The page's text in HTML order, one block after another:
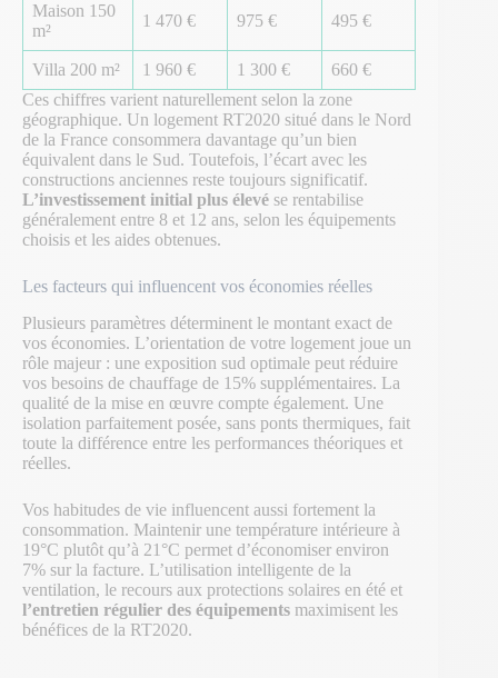
Maison 150
m²
1 470 € 975 € 495 €
Villa 200 m² 1 960 € 1 300 €
660 €
Ces chiffres varient naturellement selon la zone
géographique. Un logement RT2020 situé dans le Nord
de la France consommera davantage qu’un bien
équivalent dans le Sud. Toutefois, l’écart avec les
constructions anciennes reste toujours significatif.
L’investissement initial plus élevé se rentabilise
généralement entre 8 et 12 ans, selon les équipements
choisis et les aides obtenues.
Les facteurs qui influencent vos économies réelles
Plusieurs paramètres déterminent le montant exact de
vos économies. L’orientation de votre logement joue un
rôle majeur : une exposition sud optimale peut réduire
vos besoins de chauffage de 15% supplémentaires. La
qualité de la mise en œuvre compte également. Une
isolation parfaitement posée, sans ponts thermiques, fait
toute la différence entre les performances théoriques et
réelles.
Vos habitudes de vie influencent aussi fortement la
consommation. Maintenir une température intérieure à
19°C plutôt qu’à 21°C permet d’économiser environ
7% sur la facture. L’utilisation intelligente de la
ventilation, le recours aux protections solaires en été et
l’entretien régulier des équipements maximisent les
bénéfices de la RT2020.